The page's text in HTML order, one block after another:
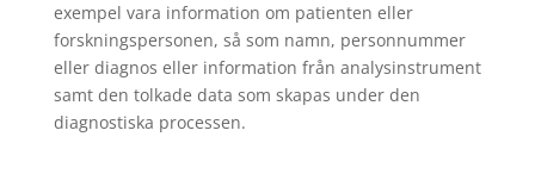
exempel vara information om patienten eller
forskningspersonen, så som namn, personnummer
eller diagnos eller information från analysinstrument
samt den tolkade data som skapas under den
diagnostiska processen.